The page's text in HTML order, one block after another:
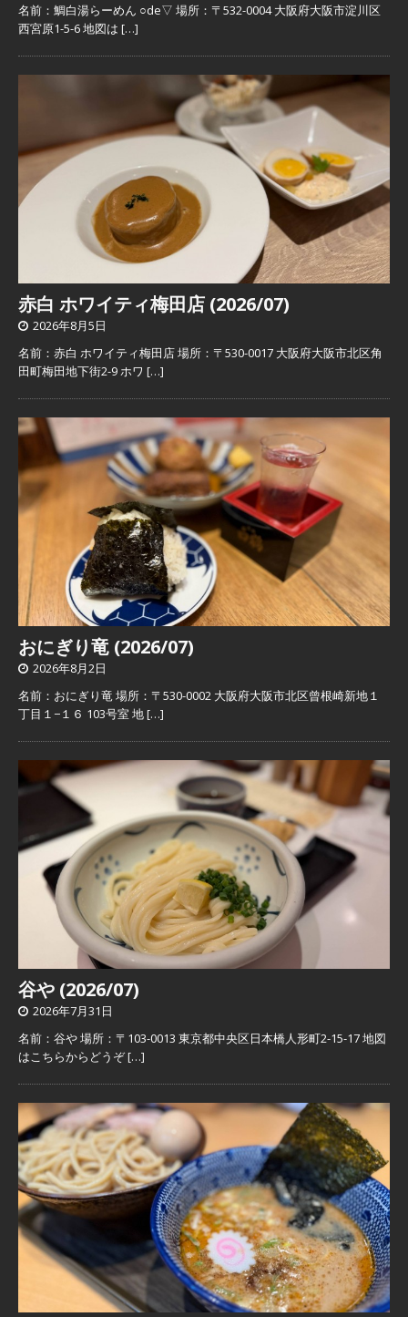
名前：鯛白湯らーめん ○de▽ 場所：〒532-0004 大阪府大阪市淀川区
西宮原1-5-6 地図は […]
赤白 ホワイティ梅田店 (2026/07)
2026年8月5日
名前：赤白 ホワイティ梅田店 場所：〒530-0017 大阪府大阪市北区角
田町梅田地下街2-9 ホワ […]
おにぎり竜 (2026/07)
2026年8月2日
名前：おにぎり竜 場所：〒530-0002 大阪府大阪市北区曾根崎新地１
丁目１−１６ 103号室 地[…]
谷や (2026/07)
2026年7月31日
名前：谷や 場所：〒103-0013 東京都中央区日本橋人形町2-15-17 地図
はこちらからどうぞ[…]